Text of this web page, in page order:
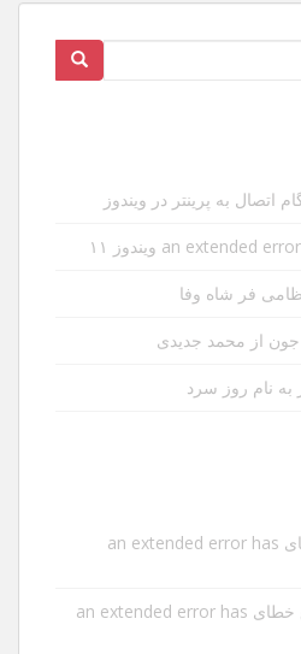
فر شاه وفا
جون از محمد جدیدی
به نام روز سرد
رفع خطای an extended error has
رفع خطای an extended error has